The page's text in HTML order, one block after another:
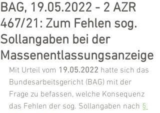
BAG, 19.05.2022 - 2 AZR
467/21: Zum Fehlen sog.
Sollangaben bei der
Massenentlassungsanzeige
Mit Urteil vom 19.05.2022 hatte sich das
Bundesarbeitsgericht (BAG) mit der
Frage zu befassen, welche Konsequenz
das Fehlen der sog. Sollangaben nach §